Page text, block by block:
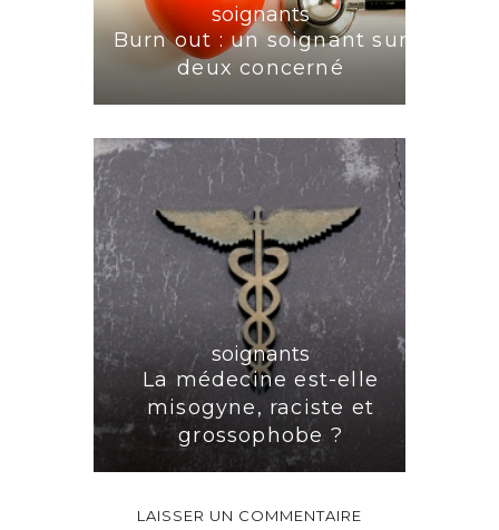
soignants
Burn out : un soignant sur
deux concerné
soignants
La médecine est-elle
misogyne, raciste et
grossophobe ?
LAISSER UN COMMENTAIRE